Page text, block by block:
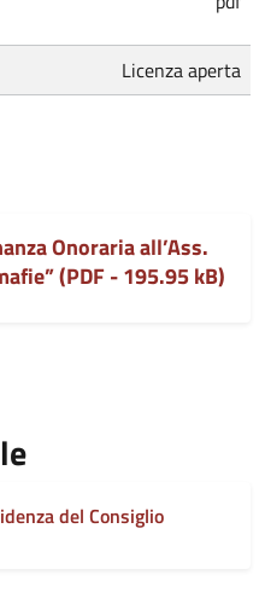
Licenza aperta
Onoraria all’Ass.
(PDF - 195.95 kB)
del Consiglio